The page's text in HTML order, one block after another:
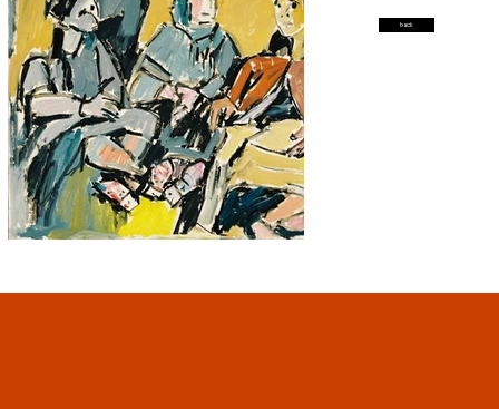
back